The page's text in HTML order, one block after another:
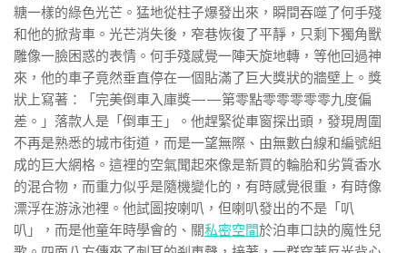
糖一樣的綠色光芒。猛地從柱子爆發出來，瞬間吞噬了何手殘
和他的掀背車。光芒消失後，窄巷恢復了平靜，只剩下獨角獸
雕像一臉困惑的表情。何手殘感覺一陣天旋地轉，等他回過神
來，他的車子竟然垂直停在一個貼滿了巨大獎狀的牆壁上。獎
狀上寫著：「完美倒車入庫獎——第零點零零零零零九度偏
差。」落款人是「倒車王」。他趕緊從車窗探出頭，發現周圍
不再是熟悉的城市街道，而是一望無際、由無數白線和編號組
成的巨大網格。這裡的空氣聞起來像是新買的輪胎和劣質香水
的混合物，而重力似乎是隨機變化的，有時感覺很重，有時像
漂浮在游泳池裡。他試圖按喇叭，但喇叭發出的不是「叭
叭」，而是他童年時學會的、關私密空間於泊車口訣的魔性兒